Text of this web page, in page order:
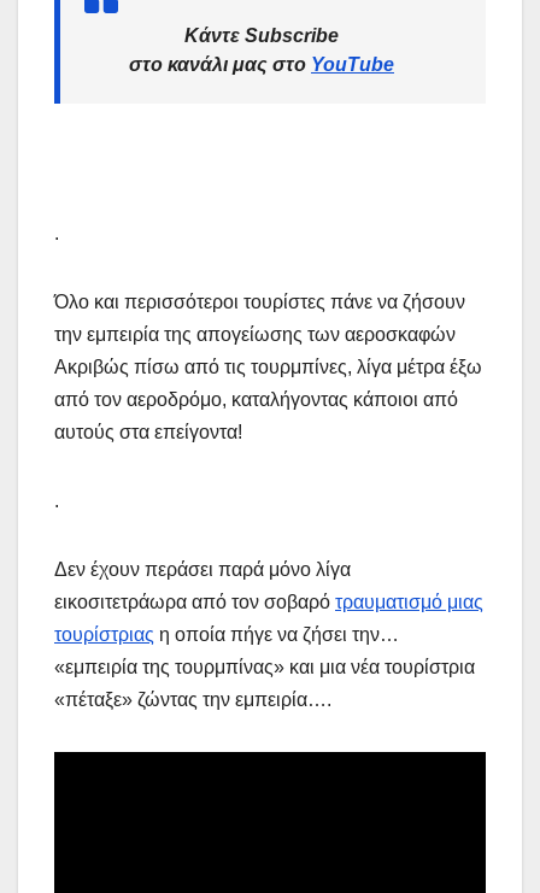
Κάντε Subscribe
στο κανάλι μας στο YouTube
.
Όλο και περισσότεροι τουρίστες πάνε να ζήσουν
την εμπειρία της απογείωσης των αεροσκαφών
Ακριβώς πίσω από τις τουρμπίνες, λίγα μέτρα έξω
από τον αεροδρόμο, καταλήγοντας κάποιοι από
αυτούς στα επείγοντα!
.
Δεν έχουν περάσει παρά μόνο λίγα
εικοσιτετράωρα από τον σοβαρό τραυματισμό μιας
τουρίστριας η οποία πήγε να ζήσει την…
«εμπειρία της τουρμπίνας» και μια νέα τουρίστρια
«πέταξε» ζώντας την εμπειρία….